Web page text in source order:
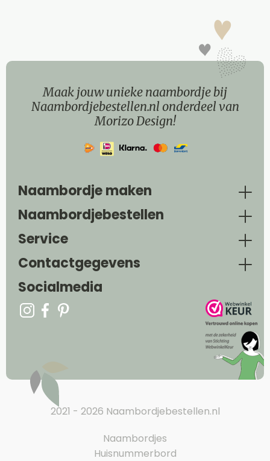
Maak jouw unieke naambordje bij
Naambordjebestellen.nl onderdeel van
Morizo Design!
Naambordje maken
Naambordjebestellen
Service
Contactgegevens
Socialmedia
2021 - 2026 Naambordjebestellen.nl
Naambordjes
Huisnummerbord